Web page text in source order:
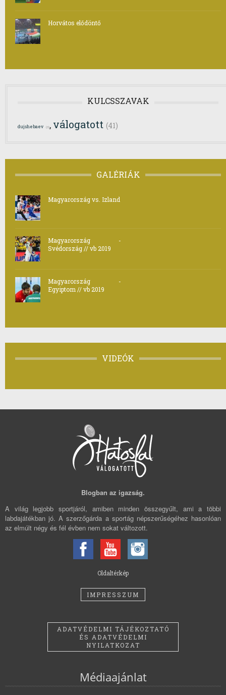
Horvátos elődöntő
KULCSSZAVAK
dujshebaev (3), válogatott (41)
GALÉRIÁK
Magyarország vs. Izland
Magyarország -
Svédország // vb 2019
Magyarország -
Egyiptom // vb 2019
VIDEÓK
Blogban az igazság.
A világ legjobb sportjáról, amiben minden összegyűlt, ami a többi
labdajátékban jó. A szerzőgárda a sportág népszerűségéhez hasonlóan
az elmúlt négy és fél évben nem sokat változott.
Oldaltérkép
IMPRESSZUM
ADATVÉDELMI TÁJÉKOZTATÓ
ÉS ADATVÉDELMI
NYILATKOZAT
Médiaajánlat